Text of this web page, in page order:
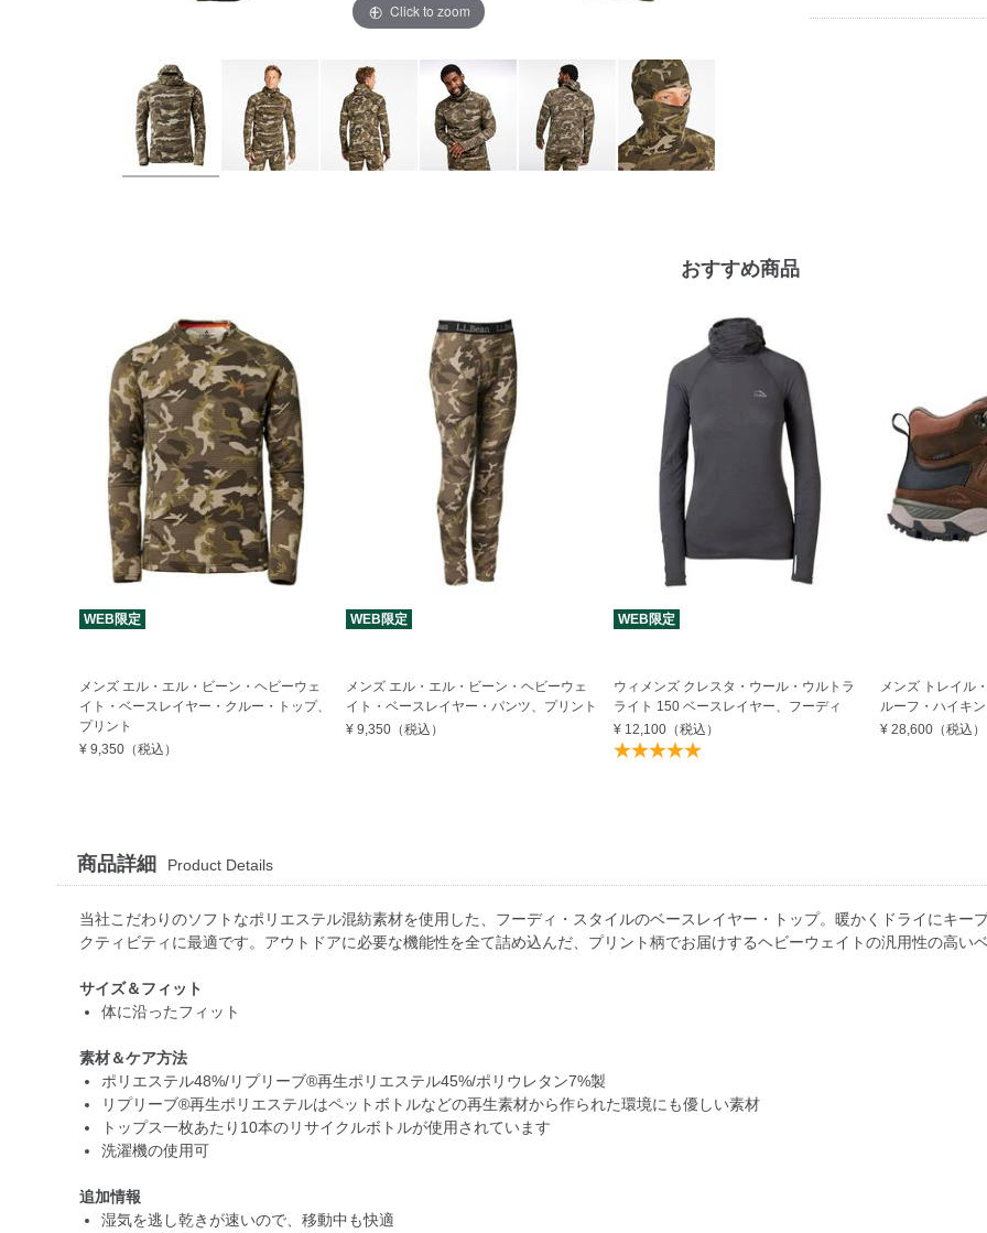
Click to zoom
おすすめ商品
WEB限定
メンズ エル・エル・ビーン・ヘビーウェ
イト・ベースレイヤー・クルー・トップ、
プリント
¥ 9,350 （税込）
WEB限定
メンズ エル・エル・ビーン・ヘビーウェ
イト・ベースレイヤー・パンツ、プリント
¥ 9,350 （税込）
WEB限定
ウィメンズ クレスタ・ウール・ウルトラ
ライト 150 ベースレイヤー、フーディ
¥ 12,100（税込）
メンズ トレイル
ルーフ・ハイキ
¥ 28,600 （税込）
商品詳細 Product Details
当社こだわりのソフトなポリエステル混紡素材を使用した、フーディ・スタイルのベースレイヤー・トップ。暖かくドライにキー
クティビティに最適です。アウトドアに必要な機能性を全て詰め込んだ、プリント柄でお届けするヘビーウェイトの汎用性の高い
サイズ＆フィット
体に沿ったフィット
素材＆ケア方法
ポリエステル48%/リプリーブ®再生ポリエステル45%/ポリウレタン7%製
リプリーブ®再生ポリエステルはペットボトルなどの再生素材から作られた環境にも優しい素材
トップス一枚あたり10本のリサイクルボトルが使用されています
洗濯機の使用可
追加情報
湿気を逃し乾きが速いので、移動中も快適